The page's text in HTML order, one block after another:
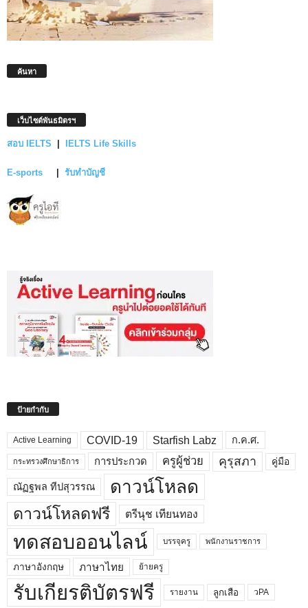
ค้นหา
เว็บไซต์พันธมิตรฯ
สอบ IELTS IELTS Life Skills
E-sports รับทำบัญชี
ป้ายกำกับ
Active Learning COVID-19 Starfish Labz ก.ค.ศ.
กระทรวงศึกษาธิการ การประกวด ครูผู้ช่วย คุรุสภา คู่มือ
ณัฏฐพล ทีปสุวรรณ ดาวน์โหลด
ดาวน์โหลดฟรี ตรีนุช เทียนทอง
ทดสอบออนไลน์ บรรจุครู พนักงานราชการ
ภาษาอังกฤษ ภาษาไทย ย้ายครู
รับเกียรติบัตรฟรี รายงาน ลูกเสือ วPA